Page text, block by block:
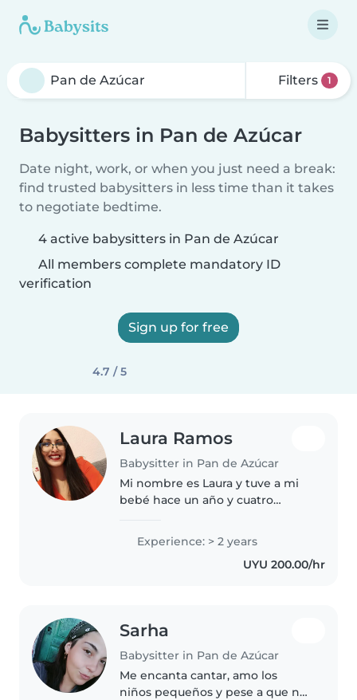
Filters 1
Babysitters in Pan de Azúcar
Date night, work, or when you just need a break:
find trusted babysitters in less time than it takes
to negotiate bedtime.
4 active babysitters in Pan de Azúcar
All members complete mandatory ID
verification
Sign up for free
4.7 / 5
Laura Ramos
Babysitter in Pan de Azúcar
Mi nombre es Laura y tuve a mi
bebé hace un año y cuatro
comodidad de mi hogar,
cuidando niños. Soy muy
responsable, atenta y de
Experience: > 2 years
UYU 200.00/hr
Sarha
Babysitter in Pan de Azúcar
Me encanta cantar, amo los
niños pequeños y pese a que no